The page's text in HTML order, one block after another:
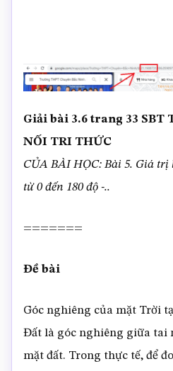
Giải bài 3.6 trang 33 SBT
NỐI TRI THỨC
CỦA BÀI HỌC: Bài 5. Giá trị
từ 0 đến 180 độ -..
=======
Đề bài
Góc nghiêng của mặt Trời
Đất là góc nghiêng giữa tai
mặt đất. Trong thực tế, để